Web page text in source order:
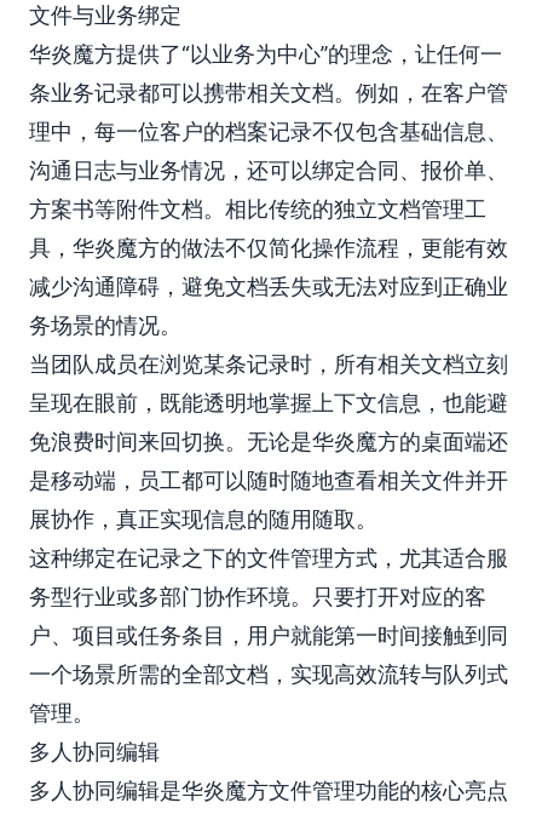
文件与业务绑定
华炎魔方提供了“以业务为中心”的理念，让任何一
条业务记录都可以携带相关文档。例如，在客户管
理中，每一位客户的档案记录不仅包含基础信息、
沟通日志与业务情况，还可以绑定合同、报价单、
方案书等附件文档。相比传统的独立文档管理工
具，华炎魔方的做法不仅简化操作流程，更能有效
减少沟通障碍，避免文档丢失或无法对应到正确业
务场景的情况。
当团队成员在浏览某条记录时，所有相关文档立刻
呈现在眼前，既能透明地掌握上下文信息，也能避
免浪费时间来回切换。无论是华炎魔方的桌面端还
是移动端，员工都可以随时随地查看相关文件并开
展协作，真正实现信息的随用随取。
这种绑定在记录之下的文件管理方式，尤其适合服
务型行业或多部门协作环境。只要打开对应的客
户、项目或任务条目，用户就能第一时间接触到同
一个场景所需的全部文档，实现高效流转与队列式
管理。
多人协同编辑
多人协同编辑是华炎魔方文件管理功能的核心亮点